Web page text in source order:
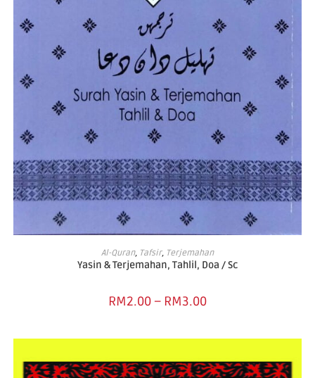
SELECT OPTIONS
Al-Quran, Tafsir, Terjemahan
Yasin & Terjemahan, Tahlil, Doa / Sc
RM2.00 – RM3.00